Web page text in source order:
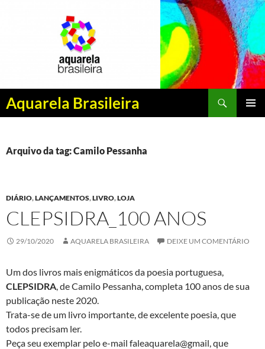
Aquarela Brasileira
Pesquisar
PULAR
CONTEÚDO
Arquivo da tag: Camilo Pessanha
DIÁRIO,LANÇAMENTOS,LIVRO,LOJA
CLEPSIDRA_100 ANOS
29/10/2020 AQUARELA BRASILEIRA DEIXE UM COMENTÁRIO
Um dos livros mais enigmáticos da poesia portuguesa,
CLEPSIDRA, de Camilo Pessanha, completa 100 anos de sua
publicação neste 2020.
Trata-se de um livro importante, de excelente poesia, que
todos precisam ler.
Peça seu exemplar pelo e-mail faleaquarela@gmail, que